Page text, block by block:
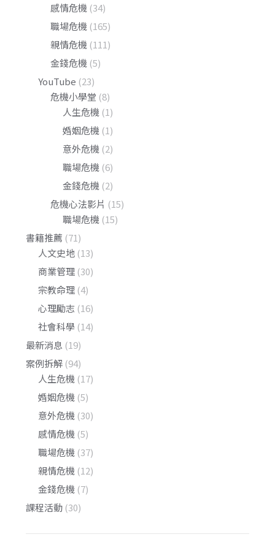
感情危機 (34)
職場危機 (165)
親情危機 (111)
金錢危機 (5)
YouTube (23)
危機小學堂 (8)
人生危機 (1)
婚姻危機 (1)
意外危機 (2)
職場危機 (6)
金錢危機 (2)
危機心法影片 (15)
職場危機 (15)
書籍推薦 (71)
人文史地 (13)
商業管理 (30)
宗教命理 (4)
心理勵志 (16)
社會科學 (14)
最新消息 (19)
案例拆解 (94)
人生危機 (17)
婚姻危機 (5)
意外危機 (30)
感情危機 (5)
職場危機 (37)
親情危機 (12)
金錢危機 (7)
課程活動 (30)